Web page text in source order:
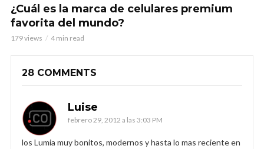
¿Cuál es la marca de celulares premium
favorita del mundo?
179 views 4 min read
28 COMMENTS
Luise
febrero 29, 2012 a las 3:03 PM
los Lumia muy bonitos, modernos y hasta lo mas reciente en